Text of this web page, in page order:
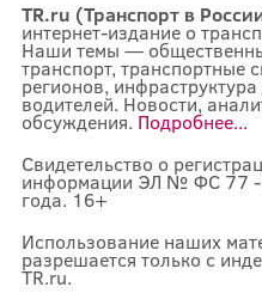
TR.ru (Транспорт в
интернет-издание о
Наши темы —
транспорт, транспортные
регионов,
водителей. Новости,
обсуждения. Подробнее...
Свидетельство о
информации ЭЛ № ФС 77 -
года. 16+
Использование наших
разрешается только с
TR.ru.